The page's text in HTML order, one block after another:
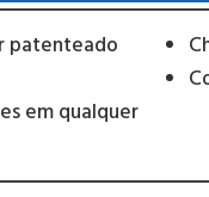
patenteado
em qualquer